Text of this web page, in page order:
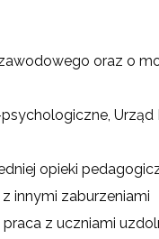
oraz o
Urząd
opieki
innymi zaburzeniami
z uczniami